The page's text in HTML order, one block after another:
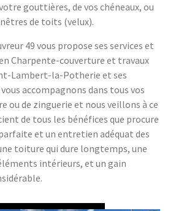
gouttières, de vos chéneaux, ou
de toits (velux).
49 vous propose ses services et
Charpente-couverture et travaux
Lambert-la-Potherie et ses
accompagnons dans tous vos
ou de zinguerie et nous veillons à ce
de tous les bénéfices que procure
et un entretien adéquat des
toiture qui dure longtemps, une
intérieurs, et un gain